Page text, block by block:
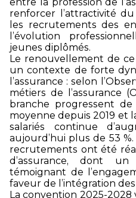
renforcer l’attractivité
les recrutements des
l’évolution
jeunes diplômés.
Le renouvellement de ce
un contexte de forte
l’assurance : selon
métiers de l’assurance
branche progressent
moyenne depuis 2019 et
salariés continue
aujourd’hui plus de 53
recrutements ont été
d’assurance, dont
témoignant de
faveur de l’intégration
La convention 2025-2028